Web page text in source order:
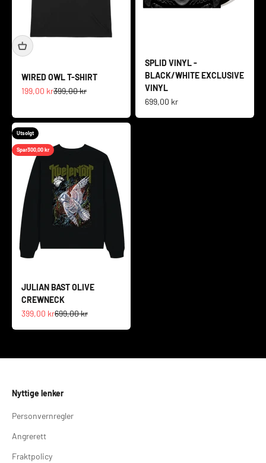
WIRED OWL T-SHIRT
Salgspris
199,00 krNormalpris
399,00 kr
SPLID VINYL -
BLACK/WHITE EXCLUSIVE
VINYL
Salgspris
699,00 kr
Utsolgt
Spar300,00 kr
JULIAN BAST OLIVE
CREWNECK
Salgspris
399,00 krNormalpris
699,00 kr
Nyttige lenker
Personvernregler
Angrerett
Fraktpolicy